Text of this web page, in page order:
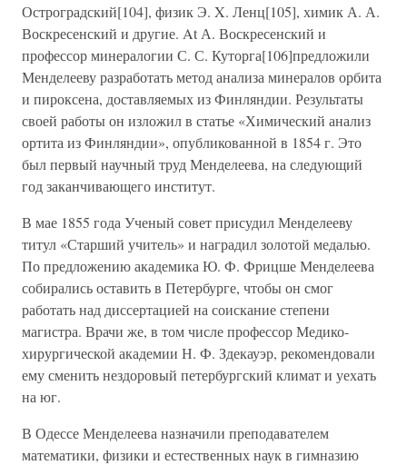
Остроградский[104], физик Э. X. Ленц[105], химик А. А.
Воскресенский и другие. At А. Воскресенский и
профессор минералогии С. С. Куторга[106]предложили
Менделееву разработать метод анализа минералов орбита
и пироксена, доставляемых из Финляндии. Результаты
своей работы он изложил в статье «Химический анализ
ортита из Финляндии», опубликованной в 1854 г. Это
был первый научный труд Менделеева, на следующий
год заканчивающего институт.
В мае 1855 года Ученый совет присудил Менделееву
титул «Старший учитель» и наградил золотой медалью.
По предложению академика Ю. Ф. Фрицше Менделеева
собирались оставить в Петербурге, чтобы он смог
работать над диссертацией на соискание степени
магистра. Врачи же, в том числе профессор Медико-
хирургической академии Н. Ф. Здекауэр, рекомендовали
ему сменить нездоровый петербургский климат и уехать
на юг.
В Одессе Менделеева назначили преподавателем
математики, физики и естественных наук в гимназию